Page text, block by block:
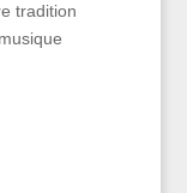
tradition